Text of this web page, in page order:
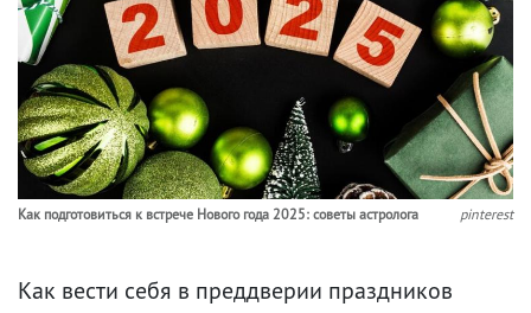
Как подготовиться к встрече Нового года 2025: советы астролога pinterest
Как вести себя в преддверии праздников